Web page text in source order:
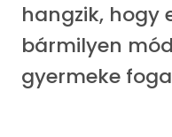
hangzik, hogy
bármilyen
gyermeke